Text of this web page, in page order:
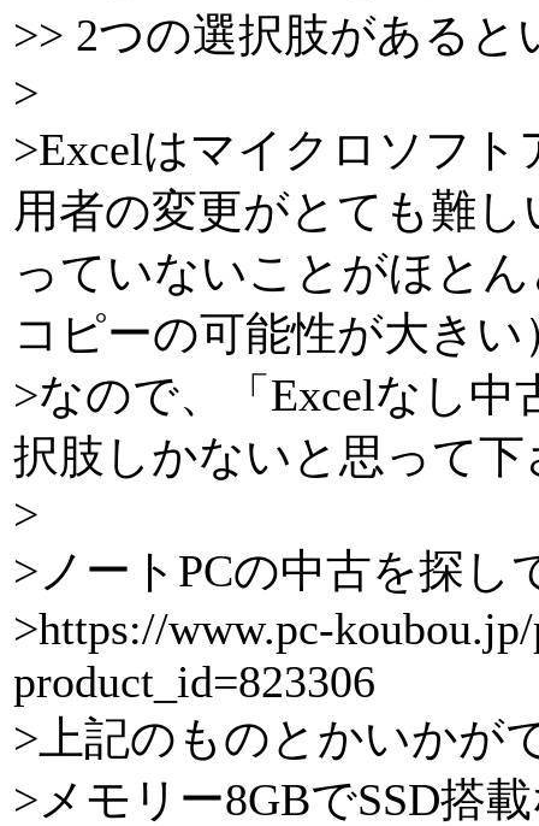
>> 2つの選択肢がある
>
>Excelはマイクロソフ
用者の変更がとても難
っていないことがほと
コピーの可能性が大きい
>なので、「Excelなし中
択肢しかないと思って下
>
>ノートPCの中古を探し
>https://www.pc-
product_id=823306
>上記のものとかいかが
>メモリー8GBでSSD搭